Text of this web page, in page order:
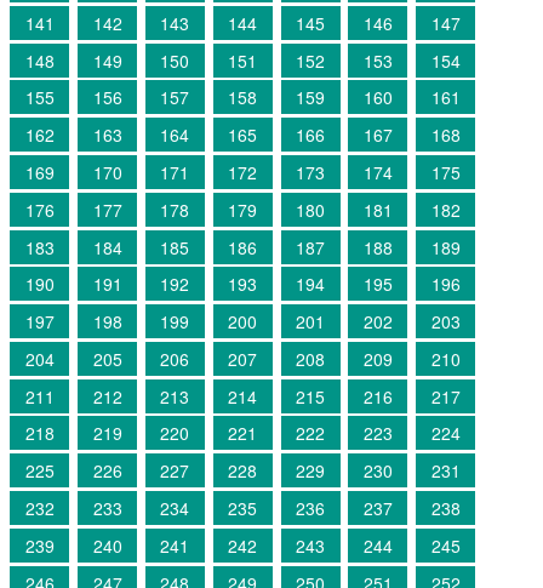
141
142 143 144 145 146
147
148
149 150 151 152 153
154
155
156 157 158 159 160
161
162
163 164 165 166 167
168
169
170 171 172 173 174
175
176
177 178 179 180 181
182
183
184 185 186 187 188
189
190
191 192 193 194 195
196
197
198 199 200 201 202
203
204
205 206 207 208 209
210
211
212 213 214 215 216
217
218
219 220 221 222 223
224
225
226 227 228 229 230
231
232
233 234 235 236 237
238
239
240 241 242 243 244
245
246
247 248 249 250 251 252